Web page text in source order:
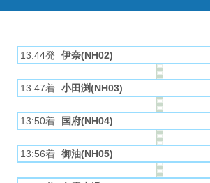
13:44発 伊奈(NH02)
13:47着 小田渕(NH03)
13:50着 国府(NH04)
13:56着 御油(NH05)